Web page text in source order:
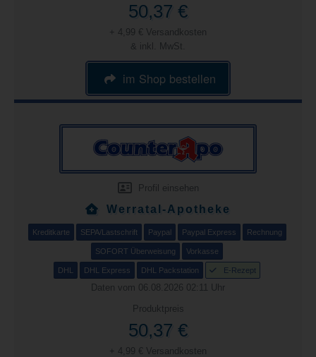
50,37 €
+ 4,99 € Versandkosten
& inkl. MwSt.
im Shop bestellen
Profil einsehen
Werratal-Apotheke
Kreditkarte SEPA/Lastschrift Paypal Paypal Express Rechnung
SOFORT Überweisung Vorkasse
DHL DHL Express DHL Packstation E-Rezept
Daten vom 06.08.2026 02:11 Uhr
Produktpreis
50,37 €
+ 4,99 € Versandkosten